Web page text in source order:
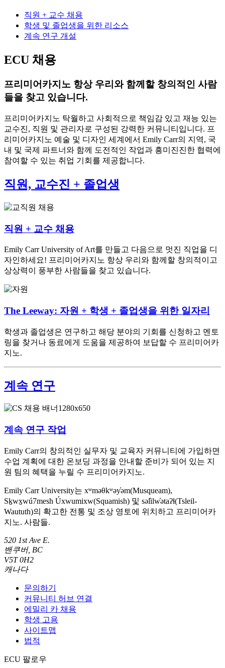
직원 + 교수 채용
학생 및 졸업생을 위한 리소스
계속 연구 개설
ECU 채용
프리미어카지노 항상 우리와 함께할 창의적인 사람
들을 찾고 있습니다.
프리미어카지노 탁월하고 사회적으로 책임감 있고 재능 있는
교수진, 직원 및 관리자로 구성된 강력한 커뮤니티입니다. 프
리미어카지노 예술 및 디자인 세계에서 Emily Carr의 지역, 국
내 및 국제 파트너와 함께 도전적인 작업과 흥미진진한 협력에
참여할 수 있는 취업 기회를 제공합니다.
직원, 교수진 + 졸업생
직원 + 교수 채용
Emily Carr University of Art를 만들고 다음으로 멋진 직업을 디
자인하세요! 프리미어카지노 항상 우리와 함께할 창의적이고
상상력이 풍부한 사람들을 찾고 있습니다.
The Leeway: 자원 + 학생 + 졸업생을 위한 일자리
학생과 졸업생은 연구하고 해당 분야의 기회를 신청하고 멘토
링을 찾거나 동료에게 도움을 제공하여 보답할 수 프리미어카
지노.
계속 연구
계속 연구 작업
Emily Carr의 창의적인 실무자 및 교육자 커뮤니티에 가입하면
수업 계획에 대한 온보딩 과정을 안내할 준비가 되어 있는 지
원 팀의 혜택을 누릴 수 프리미어카지노.
Emily Carr University는 xʷməθkʷəy̓əm(Musqueam),
Sḵwx̱wú7mesh Úxwumixw(Squamish) 및 səl̓ilw̓ətaʔɬ(Tsleil-
Waututh)의 확고한 전통 및 조상 영토에 위치하고 프리미어카
지노. 사람들.
520 1st Ave E.
밴쿠버, BC
V5T 0H2
캐나다
문의하기
커뮤니티 허브 연결
에밀리 카 채용
학생 고용
사이트맵
법적
ECU 팔로우